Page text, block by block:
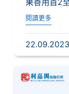
對自...
閱讀更多
22.09.2023